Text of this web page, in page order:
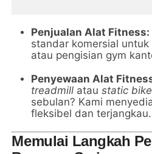
Penjualan Alat Fitness:
standar komersial
atau pengisian gym
Penyewaan Alat
treadmill ataustatic bike
sebulan? Kami
fleksibel dan terjangkau.
Memulai Langkah